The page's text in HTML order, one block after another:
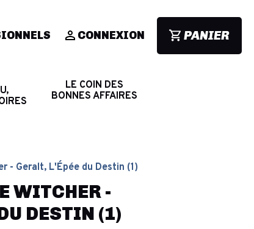
CONNEXION PANIER
LE COIN DES
BONNES AFFAIRES
- Geralt, L'Épée du Destin (1)
WITCHER -
DESTIN (1)